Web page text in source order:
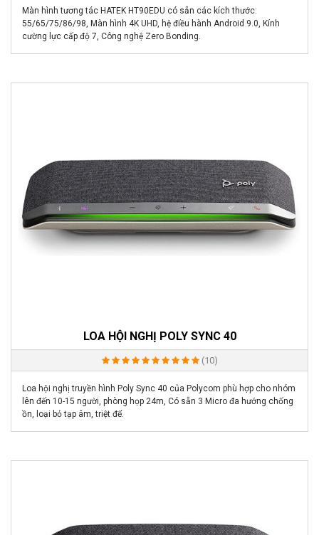
Màn hình tương tác HATEK HT90EDU có sẵn các kích thước:
55/65/75/86/98, Màn hình 4K UHD, hệ điều hành Android 9.0, Kính
cường lực cấp độ 7, Công nghệ Zero Bonding.
LOA HỘI NGHỊ POLY SYNC 40
(10)
Loa hội nghị truyền hình Poly Sync 40 của Polycom phù hợp cho nhóm
lên đến 10-15 người, phòng họp 24m, Có sẵn 3 Micro đa hướng chống
ồn, loại bỏ tạp âm, triệt để.